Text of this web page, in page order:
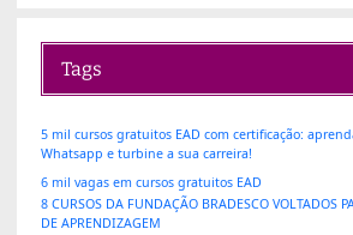
Tags
5 mil cursos gratuitos EAD com certificação:
Whatsapp e turbine a sua carreira!
6 mil vagas em cursos gratuitos EAD
8 CURSOS DA FUNDAÇÃO BRADESCO VOLTADOS
DE APRENDIZAGEM